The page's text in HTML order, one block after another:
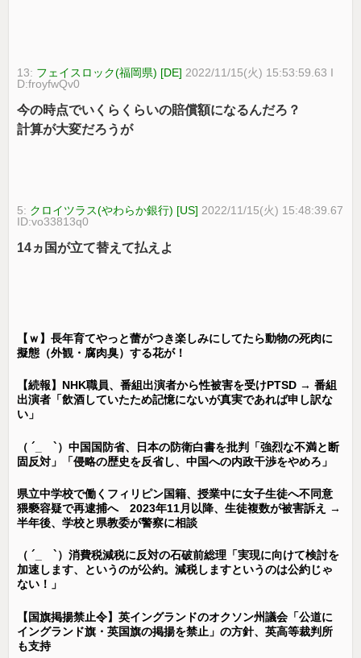
13: フェイスロック(福岡県) [DE] 2022/11/15(火) 15:53:59.63 I
D:froyfwQv0
今の時点でいくらくらいの賠償額になるんだろ？
計算が大変だろうが
5: クロイツラス(やわらか銀行) [US] 2022/11/15(火) 15:48:39.67
ID:vo33813q0
14ヵ国が立て替えて払えよ
【ｗ】長年育てやっと蕾がつき楽しみにしてたら動物の死肉に
擬態（外観・腐肉臭）する花が！
【続報】NHK職員、番組出演者から性被害を受けPTSD → 番組
出演者「飲酒していたため記憶にないが真実であれば申し訳な
い」
（ ´_ゝ`）中国国防省、日本の防衛白書を批判「強烈な不満と断
固反対」「侵略の歴史を反省し、中国への内政干渉をやめろ」
県立中学校で働くフィリピン国籍、授業中に女子生徒へ不同意
猥褻容疑で再逮捕へ 2023年11月以降、生徒複数が被害訴え →
半年後、学校と県教委が警察に相談
（ ´_ゝ`）消費税減税に反対の石破前総理「実現に向けて検討を
加速します、というのが公約。減税しますというのは公約じゃ
ない！」
【国旗掲揚禁止令】英イングランドのオクソン州議会「公道に
イングランド旗・英国旗の掲揚を禁止」の方針、英高等裁判所
も支持